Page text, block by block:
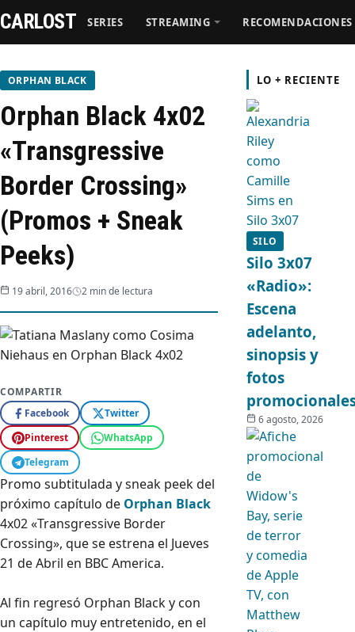
Series
Streaming
Recomendaciones
Videos
Webisodios
CARLOST SERIES STREAMING RECOMENDACIONES
ORPHAN BLACK
Orphan Black 4x02
«Transgressive
Border Crossing»
(Promos + Sneak
Peeks)
19 abril, 2016 2 min de lectura
COMPARTIR
Facebook
Twitter
Pinterest
WhatsApp
Telegram
Promo subtitulada y sneak peek del
próximo capítulo de Orphan Black
4x02 «Transgressive Border
Crossing», que se estrena el Jueves
21 de Abril en BBC America.
Al fin regresó Orphan Black y con
un capítulo muy entretenido, en el
LO + RECIENTE
SILO
Silo 3x07
«Radio»:
Escena
adelanto,
sinopsis y
fotos
6 agosto, 2026